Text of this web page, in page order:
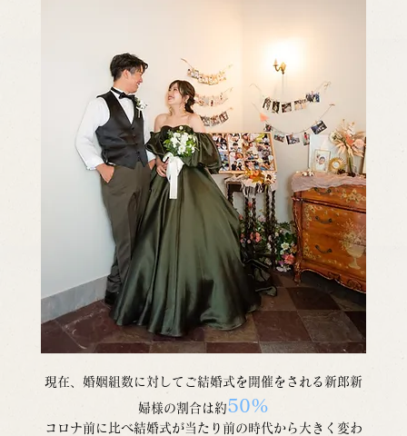
現在、婚姻組数に対してご結婚式を開催をされる新郎新
婦様の割合は約50%
コロナ前に比べ結婚式が当たり前の時代から大きく変わ